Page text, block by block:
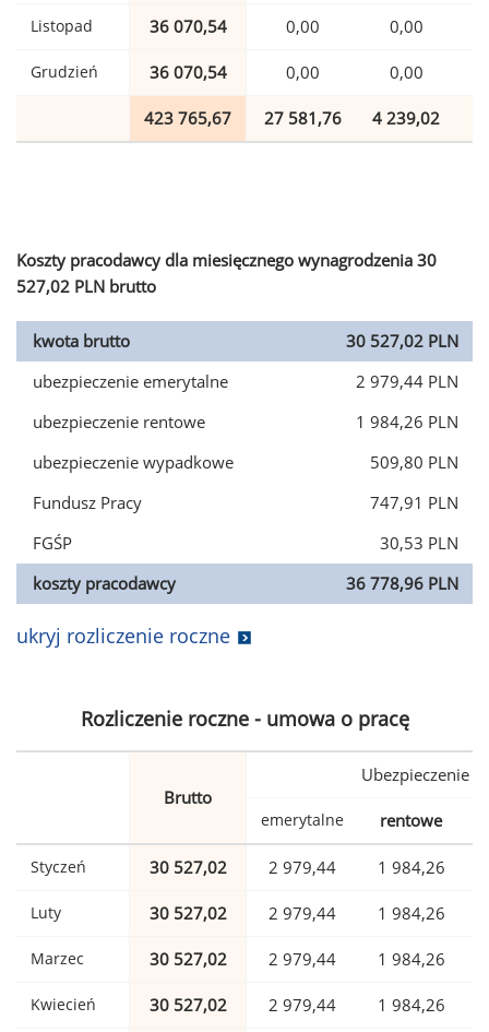
Listopad 36 070,54 0,00 0,00
Grudzień 36 070,54 0,00 0,00
423 765,67 27 581,76 4 239,02
Koszty pracodawcy dla miesięcznego wynagrodzenia 30
527,02 PLN brutto
kwota brutto
30 527,02 PLN
ubezpieczenie emerytalne
2 979,44 PLN
ubezpieczenie rentowe
1 984,26 PLN
ubezpieczenie wypadkowe
509,80 PLN
Fundusz Pracy
747,91 PLN
FGŚP
30,53 PLN
koszty pracodawcy
36 778,96 PLN
ukryj rozliczenie roczne
Rozliczenie roczne - umowa o pracę
Brutto
Ubezpieczenie
emerytalne rentowe
Styczeń 30 527,02 2 979,44 1 984,26
Luty 30 527,02 2 979,44 1 984,26
Marzec 30 527,02 2 979,44 1 984,26
Kwiecień 30 527,02 2 979,44 1 984,26